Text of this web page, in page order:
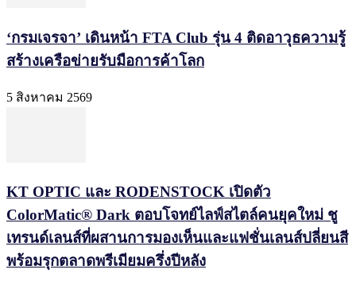
‘กรมเจรจา’ เดินหน้า FTA Club รุ่น 4 ติดอาวุธความรู้
สร้างเครือข่ายรับมือการค้าโลก
5 สิงหาคม 2569
KT OPTIC และ RODENSTOCK เปิดตัว
ColorMatic® Dark ตอบโจทย์ไลฟ์สไตล์คนยุคใหม่ ชู
เทรนด์เลนส์ที่ผสานการมองเห็นและแฟชั่นเลนส์ปลี่ยนสี
พร้อมรุกตลาดพรีเมียมครึ่งปีหลัง